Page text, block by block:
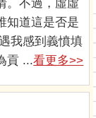
。不過，虛虛
知道這是否是
我感到義憤填
貢 ...看更多>>